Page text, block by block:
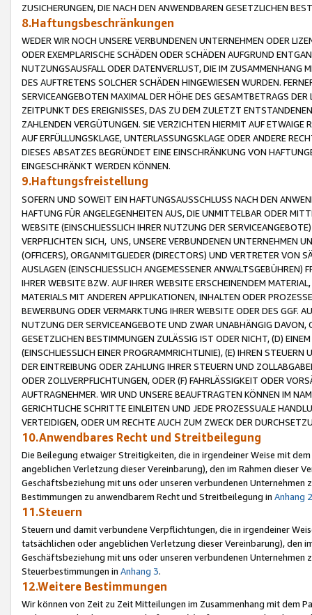
ZUSICHERUNGEN, DIE NACH DEN ANWENDBAREN GESETZLICHEN
8.Haftungsbeschränkungen
WEDER WIR NOCH UNSERE VERBUNDENEN UNTERNEHMEN ODER
ODER EXEMPLARISCHE SCHÄDEN ODER SCHÄDEN AUFGRUND
NUTZUNGSAUSFALL ODER DATENVERLUST, DIE IM ZUSAMMENHANG
DES AUFTRETENS SOLCHER SCHÄDEN HINGEWIESEN WURDEN.
SERVICEANGEBOTEN MAXIMAL DER HÖHE DES GESAMTBETRAGS
ZEITPUNKT DES EREIGNISSES, DAS ZU DEM ZULETZT
ZAHLENDEN VERGÜTUNGEN. SIE VERZICHTEN HIERMIT AUF
AUF ERFÜLLUNGSKLAGE, UNTERLASSUNGSKLAGE ODER ANDERE
DIESES ABSATZES BEGRÜNDET EINE EINSCHRÄNKUNG VON
EINGESCHRÄNKT WERDEN KÖNNEN.
9.Haftungsfreistellung
SOFERN UND SOWEIT EIN HAFTUNGSAUSSCHLUSS NACH DEN
HAFTUNG FÜR ANGELEGENHEITEN AUS, DIE UNMITTELBAR ODER
WEBSITE (EINSCHLIESSLICH IHRER NUTZUNG DER
VERPFLICHTEN SICH, UNS, UNSERE VERBUNDENEN UNTERNEHMEN
(OFFICERS), ORGANMITGLIEDER (DIRECTORS) UND VERTRETER VON
AUSLAGEN (EINSCHLIESSLICH ANGEMESSENER
IHRER WEBSITE BZW. AUF IHRER WEBSITE ERSCHEINENDEM
MATERIALS MIT ANDEREN APPLIKATIONEN, INHALTEN ODER
BEWERBUNG ODER VERMARKTUNG IHRER WEBSITE ODER DES GGF.
NUTZUNG DER SERVICEANGEBOTE UND ZWAR UNABHÄNGIG
GESETZLICHEN BESTIMMUNGEN ZULÄSSIG IST ODER NICHT, (D)
(EINSCHLIESSLICH EINER PROGRAMMRICHTLINIE), (E) IHREN
DER EINTREIBUNG ODER ZAHLUNG IHRER STEUERN UND
ODER ZOLLVERPFLICHTUNGEN, ODER (F) FAHRLÄSSIGKEIT ODER
AUFTRAGNEHMER. WIR UND UNSERE BEAUFTRAGTEN KÖNNEN IM
GERICHTLICHE SCHRITTE EINLEITEN UND JEDE PROZESSUALE
VERTEIDIGEN, ODER UM RECHTE AUCH ZUM ZWECK DER
10.Anwendbares Recht und Streitbeilegung
Die Beilegung etwaiger Streitigkeiten, die in irgendeiner Weise mit
angeblichen Verletzung dieser Vereinbarung), den im Rahmen dieser
Geschäftsbeziehung mit uns oder unseren verbundenen
Bestimmungen zu anwendbarem Recht und Streitbeilegung in Anhang 2
11.Steuern
Steuern und damit verbundene Verpflichtungen, die in irgendeiner
tatsächlichen oder angeblichen Verletzung dieser Vereinbarung), den
Geschäftsbeziehung mit uns oder unseren verbundenen
Steuerbestimmungen in Anhang 3.
12.Weitere Bestimmungen
Wir können von Zeit zu Zeit Mitteilungen im Zusammenhang mit dem